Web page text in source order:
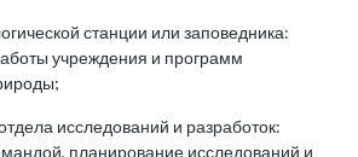
станции или заповедника:
учреждения и программ
исследований и разработок:
планирование исследований и